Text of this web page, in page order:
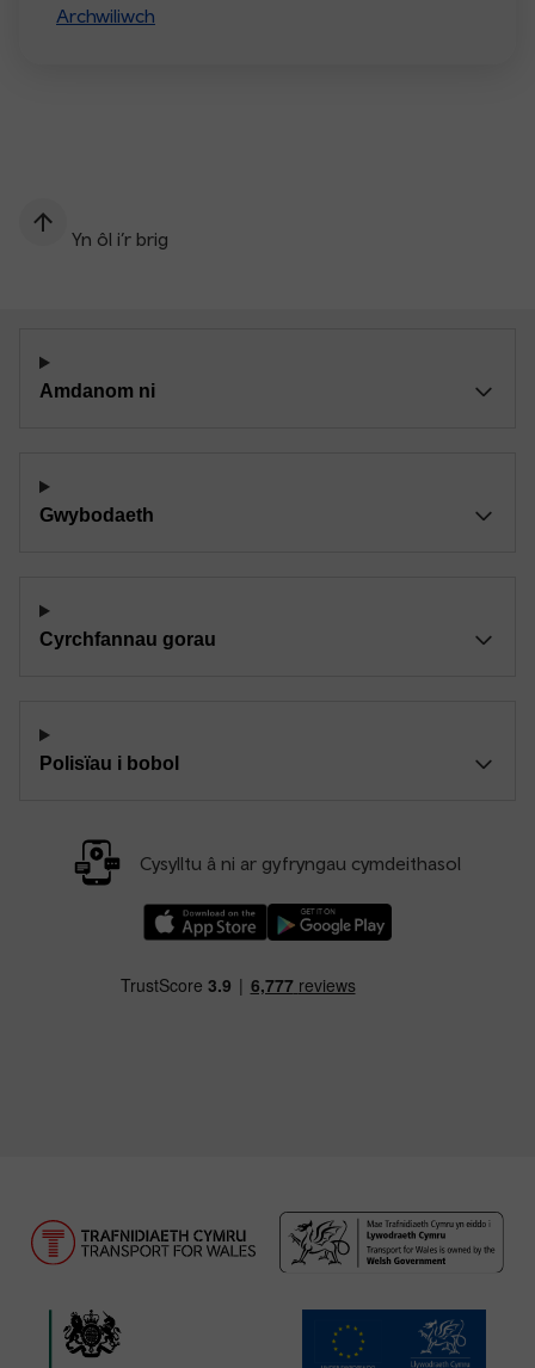
Archwiliwch
Yn ôl i’r brig
Amdanom ni
Gwybodaeth
Cyrchfannau gorau
Polisïau i bobol
Cysylltu â ni ar gyfryngau cymdeithasol